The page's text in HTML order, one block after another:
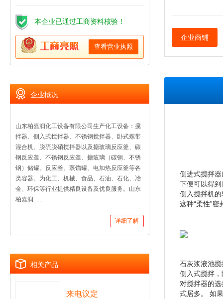
本企业已通过工商资料核验！
查看营业执照
企业概况
山东柏嘉润化工设备有限公司生产化工设备：搅
拌器、侧入式搅拌器、不锈钢搅拌器、卧式螺带
混合机、脱硫脱硝搅拌器以及搪玻璃反应釜、碳
钢反应釜、不锈钢反应釜、搪玻璃（碳钢、不锈
钢）储罐、反应釜、蒸馏罐、电加热反应釜等各
类容器。为化工、机械、食品、石油、石化、冶
金、环保等行业提供精良设备及优良服务。山东
柏嘉润......
详细了解
相关产品
来电议定
企业商铺
侧进式搅拌
下便可以得
侧入搅拌机
这种“柔性”
石灰浆液池
侧入式搅拌
对搅拌器的
式居多。 如